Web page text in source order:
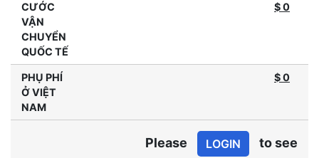
CƯỚC
VẬN
CHUYỂN
QUỐC TẾ
$ 0
PHỤ PHÍ
Ở VIỆT
NAM
$0
Please LOGIN
to see